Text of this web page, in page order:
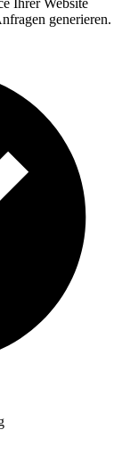
generieren.